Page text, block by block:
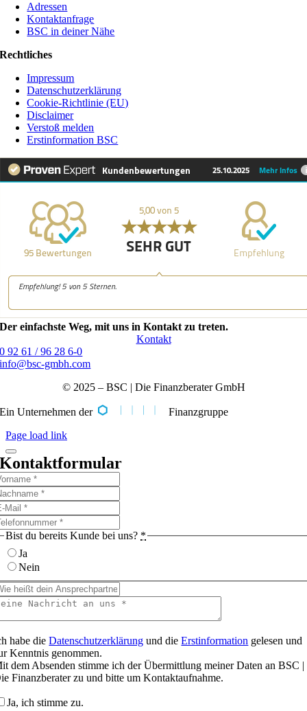
Adressen
Kontaktanfrage
BSC in deiner Nähe
Rechtliches
Impressum
Datenschutzerklärung
Cookie-Richtlinie (EU)
Disclaimer
Verstoß melden
Erstinformation BSC
Der einfachste Weg, mit uns in Kontakt zu treten.
Kontakt
0 92 61 / 96 28 6-0
info@bsc-gmbh.com
© 2025 – BSC | Die Finanzberater GmbH
Ein Unternehmen der
Finanzgruppe
Page load link
Kontaktformular
Bist du bereits Kunde bei uns? *
Ja
Nein
habe dieDatenschutzerklärung und dieErstinformation gelesen und
Kenntnis genommen.
dem Absenden stimme ich der Übermittlung meiner Daten an BSC |
Finanzberater zu und bitte um Kontaktaufnahme.
Ja, ich stimme zu.